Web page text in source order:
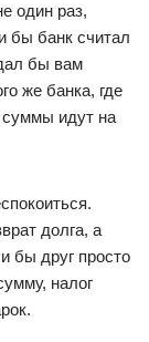
один раз,
бы банк считал
бы вам
же банка, где
суммы идут на
долга, а
бы друг просто
налог